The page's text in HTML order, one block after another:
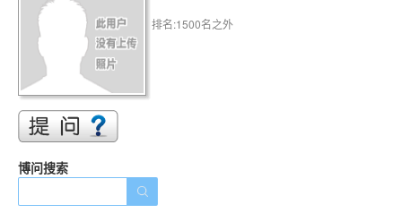
排名:1500名之外
博问搜索